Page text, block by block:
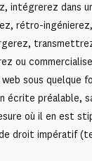
intégrerez dans
rétro-
ou
sous quelque
écrite préalable,
où il en est
droit impératif